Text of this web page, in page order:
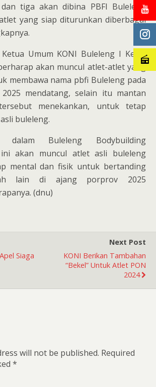
tiga akan dibina PBFI Buleleng
yang siap diturunkan diberbagai
Umum KONI Buleleng I Ketut
akan muncul atlet-atlet yang
membawa nama pbfi Buleleng pada
mendatang, selain itu mantan
menekankan, untuk tetap
buleleng.
dalam Buleleng Bodybuilding
ini akan muncul atlet asli buleleng
mental dan fisik untuk bertanding
lain di ajang porprov 2025
(dnu)
Siaga
Next Post
KONI Berikan Tambahan
“Bekel” Untuk Atlet PON
2024
will not be published. Required
*